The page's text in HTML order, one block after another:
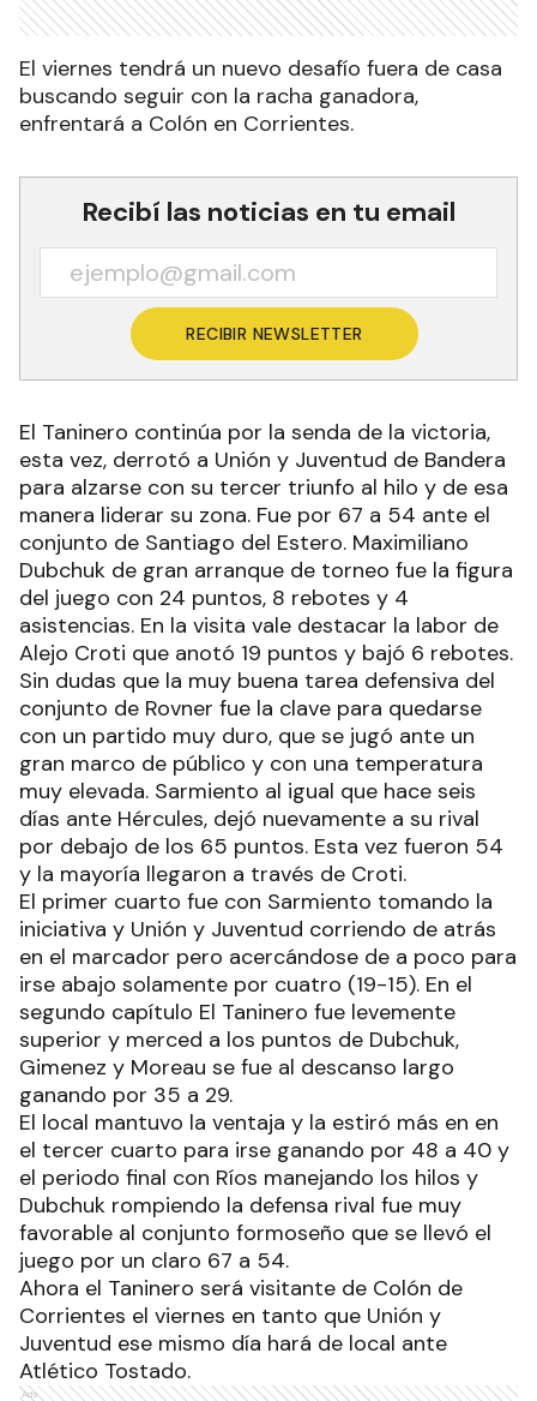
El viernes tendrá un nuevo desafío fuera de casa
buscando seguir con la racha ganadora,
enfrentará a Colón en Corrientes.
Recibí las noticias en tu email
RECIBIR NEWSLETTER
El Taninero continúa por la senda de la victoria,
esta vez, derrotó a Unión y Juventud de Bandera
para alzarse con su tercer triunfo al hilo y de esa
manera liderar su zona. Fue por 67 a 54 ante el
conjunto de Santiago del Estero. Maximiliano
Dubchuk de gran arranque de torneo fue la figura
del juego con 24 puntos, 8 rebotes y 4
asistencias. En la visita vale destacar la labor de
Alejo Croti que anotó 19 puntos y bajó 6 rebotes.
Sin dudas que la muy buena tarea defensiva del
conjunto de Rovner fue la clave para quedarse
con un partido muy duro, que se jugó ante un
gran marco de público y con una temperatura
muy elevada. Sarmiento al igual que hace seis
días ante Hércules, dejó nuevamente a su rival
por debajo de los 65 puntos. Esta vez fueron 54
y la mayoría llegaron a través de Croti.
El primer cuarto fue con Sarmiento tomando la
iniciativa y Unión y Juventud corriendo de atrás
en el marcador pero acercándose de a poco para
irse abajo solamente por cuatro (19-15). En el
segundo capítulo El Taninero fue levemente
superior y merced a los puntos de Dubchuk,
Gimenez y Moreau se fue al descanso largo
ganando por 35 a 29.
El local mantuvo la ventaja y la estiró más en en
el tercer cuarto para irse ganando por 48 a 40 y
el periodo final con Ríos manejando los hilos y
Dubchuk rompiendo la defensa rival fue muy
favorable al conjunto formoseño que se llevó el
juego por un claro 67 a 54.
Ahora el Taninero será visitante de Colón de
Corrientes el viernes en tanto que Unión y
Juventud ese mismo día hará de local ante
Atlético Tostado.
Ads